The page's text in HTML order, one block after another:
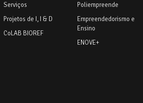
Serviços
Projetos de I, I & D
CoLAB BIOREF
Poliempreende
Empreendedorismo e
Ensino
ENOVE+